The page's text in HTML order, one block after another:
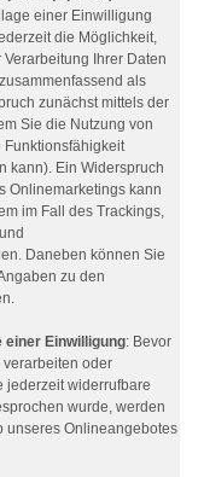
einer Einwilligung
die Möglichkeit,
Ihrer Daten
als
zunächst mittels der
Sie die Nutzung von
kann). Ein Widerspruch
Onlinemarketings kann
im Fall des Trackings,
und
Daneben können Sie
zu den
einer Einwilligung: Bevor
oder
jederzeit widerrufbare
wurde, werden
unseres Onlineangebotes